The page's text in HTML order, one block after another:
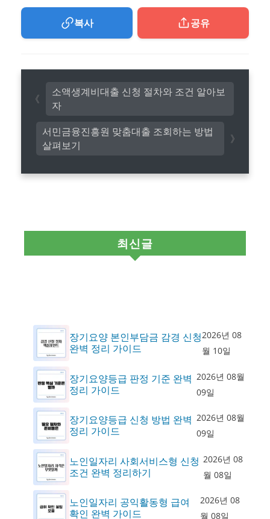
복사 공유
서민금융진흥원 맞춤대출 조회하는 방법
살펴보기
소액생계비대출 신청 절차와 조건 알아보
자
최신글
장기요양 본인부담금 감경 신청
완벽 정리 가이드
2026년 08
월 10일
장기요양등급 판정 기준 완벽
정리 가이드
2026년 08월
09일
장기요양등급 신청 방법 완벽
정리 가이드
2026년 08월
09일
노인일자리 사회서비스형 신청
조건 완벽 정리하기
2026년 08
월 08일
노인일자리 공익활동형 급여
확인 완벽 가이드
2026년 08
월 08일